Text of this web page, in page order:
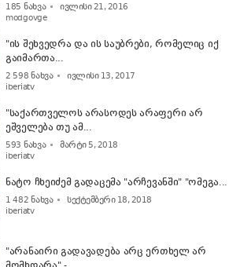
185 ნახვა
ივლისი 21, 2016
modgovge
"ის შეხვედრა და ის საუბრები, რომელიც იქ
გაიმართა...
2 598 ნახვა
ივლისი 13, 2017
iberiatv
"საქართველოს არასოდეს არაფერი არ
ეშველება თუ ამ...
593 ნახვა
მარტი 5, 2018
iberiatv
ნატო ჩხეიძემ გადაცემა "არჩევანში" "ომეგა...
1 482 ნახვა
სექტემბერი 18, 2018
iberiatv
"არანაირი გადავადება არც ერთხელ არ